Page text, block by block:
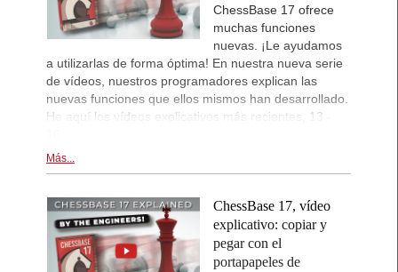
ChessBase 17 ofrece
muchas funciones
nuevas. ¡Le ayudamos
a utilizarlas de forma óptima! En nuestra nueva serie
de vídeos, nuestros programadores explican las
nuevas funciones que ellos mismos han desarrollado.
He aquí los vídeos explicativos más recientes, 13 -
Más...
ChessBase 17, vídeo
explicativo: copiar y
pegar con el
portapapeles de